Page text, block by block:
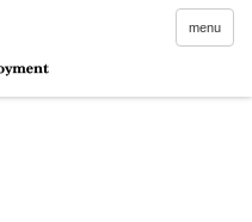
menu